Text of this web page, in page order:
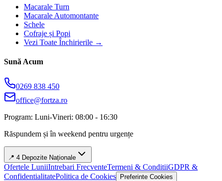
Macarale Turn
Macarale Automontante
Schele
Cofraje și Popi
Vezi Toate Închirierile →
Sună Acum
0269 838 450
office@fortza.ro
Program: Luni-Vineri: 08:00 - 16:30
Răspundem și în weekend pentru urgențe
📍 4 Depozite Naționale
Ofertele LuniiIntrebari FrecventeTermeni & ConditiiGDPR &
ConfidentialitatePolitica de Cookies Preferinte Cookies